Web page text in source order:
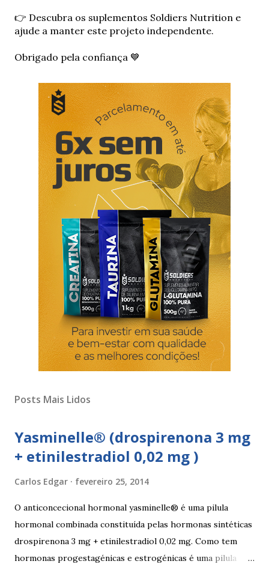
c
o
e
👉 Descubra os suplementos Soldiers Nutrition e
ajude a manter este projeto independente.
Obrigado pela confiança 💙
Posts Mais Lidos
Yasminelle® (drospirenona 3 mg
+ etinilestradiol 0,02 mg )
Carlos Edgar fevereiro 25, 2014
O anticoncecional hormonal yasminelle® é uma pilula
hormonal combinada constituída pelas hormonas sintéticas
drospirenona 3 mg + etinilestradiol 0,02 mg. Como tem
hormonas progestagénicas e estrogénicas é uma pilula